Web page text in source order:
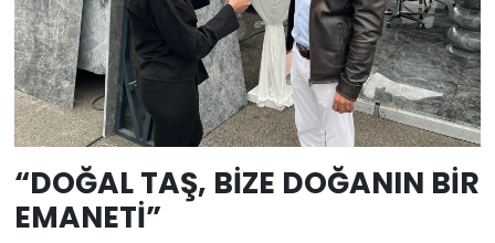
“DOĞAL TAŞ, BİZE DOĞANIN BİR
EMANETİ”